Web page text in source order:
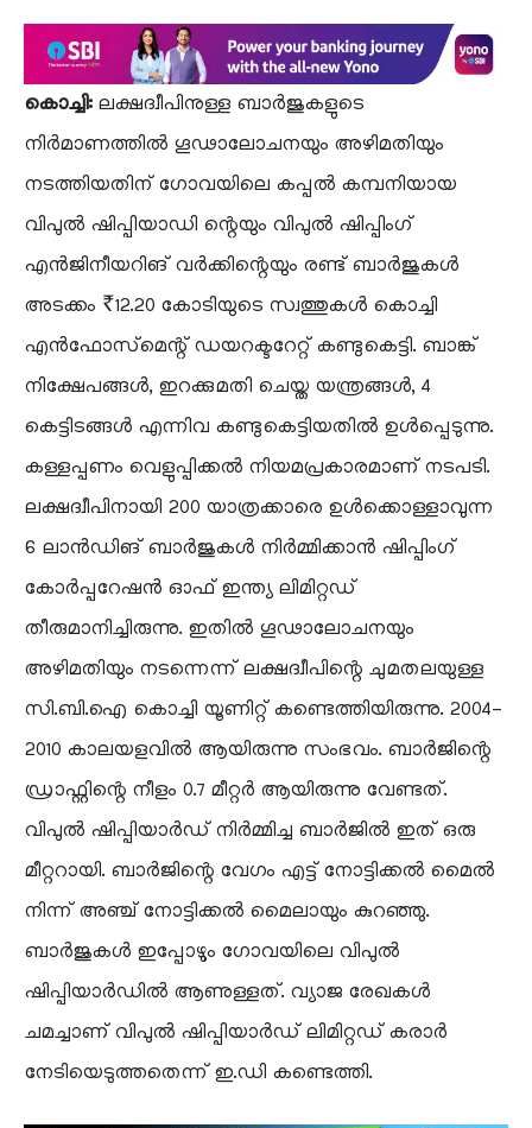
കൊച്ചി:ലക്ഷദ്വീപിനുള്ള ബാർജുകളുടെ
നിർമാണത്തിൽ ഗൂഢാലോചനയും അഴിമതിയും
നടത്തിയതിന് ഗോവയിലെ കപ്പൽ കമ്പനിയായ
വിപുൽ ഷിപ്പിയാഡി ന്റെയും വിപുൽ ഷിപ്പിംഗ്
എൻജിനീയറിങ് വർക്കിന്റെയും രണ്ട് ബാർജുകൾ
അടക്കം ₹12.20 കോടിയുടെ സ്വത്തുകൾ കൊച്ചി
എൻഫോസ്‌മെന്റ് ഡയറക്ടറേറ്റ് കണ്ടുകെട്ടി. ബാങ്ക്
നിക്ഷേപങ്ങൾ, ഇറക്കുമതി ചെയ്ത യന്ത്രങ്ങൾ, 4
കെട്ടിടങ്ങൾ എന്നിവ കണ്ടുകെട്ടിയതിൽ ഉൾപ്പെടുന്നു.
കള്ളപ്പണം വെളുപ്പിക്കൽ നിയമപ്രകാരമാണ് നടപടി.
ലക്ഷദ്വീപിനായി 200 യാത്രക്കാരെ ഉൾക്കൊള്ളാവുന്ന
6 ലാൻഡിങ് ബാർജുകൾ നിർമ്മിക്കാൻ ഷിപ്പിംഗ്
കോർപ്പറേഷൻ ഓഫ് ഇന്ത്യ ലിമിറ്റഡ്
തീരുമാനിച്ചിരുന്നു. ഇതിൽ ഗൂഢാലോചനയും
അഴിമതിയും നടന്നെന്ന് ലക്ഷദ്വീപിന്റെ ചുമതലയുള്ള
സി.ബി.ഐ കൊച്ചി യൂണിറ്റ് കണ്ടെത്തിയിരുന്നു. 2004-
2010 കാലയളവിൽ ആയിരുന്നു സംഭവം. ബാർജിന്റെ
ഡ്രാഫ്റ്റിന്റെ നീളം 0.7 മീറ്റർ ആയിരുന്നു വേണ്ടത്.
വിപുൽ ഷിപ്പിയാർഡ് നിർമ്മിച്ച ബാർജിൽ ഇത് ഒരു
മീറ്ററായി. ബാർജിന്റെ വേഗം എട്ട് നോട്ടിക്കൽ മൈൽ
നിന്ന് അഞ്ച് നോട്ടിക്കൽ മൈലായും കുറഞ്ഞു.
ബാർജുകൾ ഇപ്പോഴും ഗോവയിലെ വിപുൽ
ഷിപ്പിയാർഡിൽ ആണുള്ളത്. വ്യാജ രേഖകൾ
ചമച്ചാണ് വിപുൽ ഷിപ്പിയാർഡ് ലിമിറ്റഡ് കരാർ
നേടിയെടുത്തതെന്ന് ഇ.ഡി കണ്ടെത്തി.